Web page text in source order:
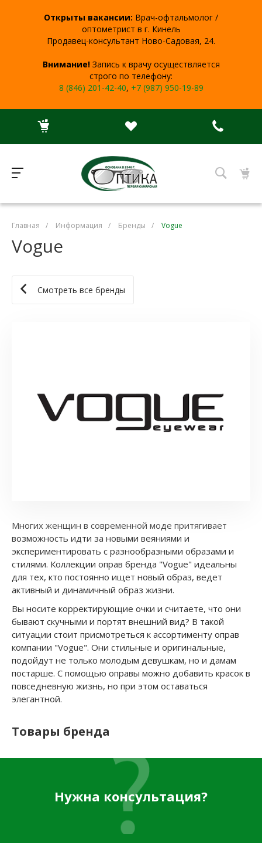
Открыты вакансии: Врач-офтальмолог /
оптометрист в г. Кинель
Продавец-консультант Ново-Садовая, 24.
Внимание!Запись к врачу осуществляется
строго по телефону:
8 (846) 201-42-40, +7 (987) 950-19-89
Главная / Информация / Бренды / Vogue
Vogue
Смотреть все бренды
Многих женщин в современной моде притягивает
возможность идти за новыми веяниями и
экспериментировать с разнообразными образами и
стилями. Коллекции оправ бренда "Vogue" идеальны
для тех, кто постоянно ищет новый образ, ведет
активный и динамичный образ жизни.
Вы носите корректирующие очки и считаете, что они
бывают скучными и портят внешний вид? В такой
ситуации стоит присмотреться к ассортименту оправ
компании "Vogue". Они стильные и оригинальные,
подойдут не только молодым девушкам, но и дамам
постарше. С помощью оправы можно добавить красок в
повседневную жизнь, но при этом оставаться
элегантной.
Товары бренда
Нужна консультация?